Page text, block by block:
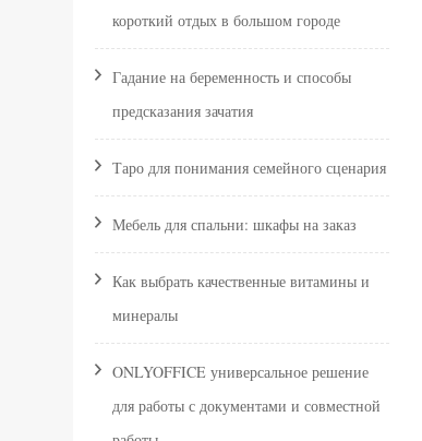
короткий отдых в большом городе
Гадание на беременность и способы
предсказания зачатия
Таро для понимания семейного сценария
Мебель для спальни: шкафы на заказ
Как выбрать качественные витамины и
минералы
ONLYOFFICE универсальное решение
для работы с документами и совместной